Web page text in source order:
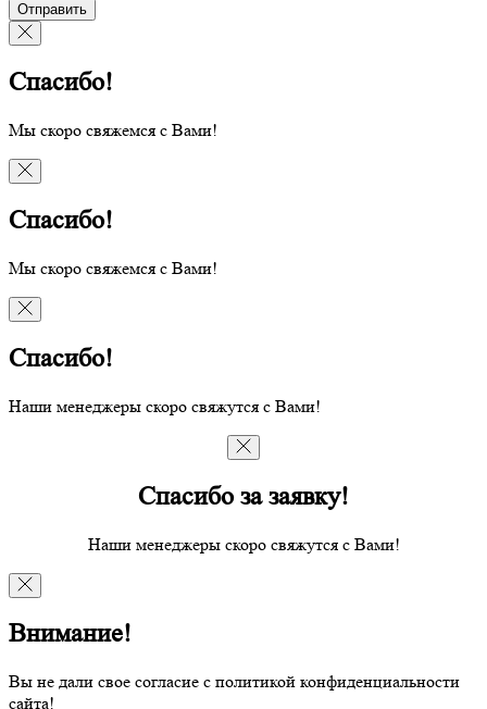
Отправить
Спасибо!
Мы скоро свяжемся с Вами!
Спасибо!
Мы скоро свяжемся с Вами!
Спасибо!
Наши менеджеры скоро свяжутся с Вами!
Спасибо за заявку!
Наши менеджеры скоро свяжутся с Вами!
Внимание!
Вы не дали свое согласие с политикой конфиденциальности
сайта!